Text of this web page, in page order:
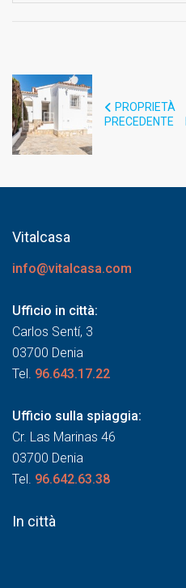
PROPRIETÀ
PRECEDENTE
Vitalcasa
info@vitalcasa.com
Ufficio in città:
Carlos Sentí, 3
03700 Denia
Tel. 96.643.17.22
Ufficio sulla spiaggia:
Cr. Las Marinas 46
03700 Denia
Tel. 96.642.63.38
In città